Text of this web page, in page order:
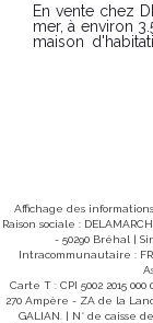
En vente chez
SUR MER, à
d'habitation avec
d'environ 65m².
dépenses
indexés sur les
compris)
vigueur lors de
sur les
www.georisques.gouv.fr" POUR
Affichage des
Raison sociale :
- 50290 Bréhal |
Intracommunautaire :
Carte T : CPI 5002 2015
270 Ampère - ZA de la
GALIAN. | N° de caisse